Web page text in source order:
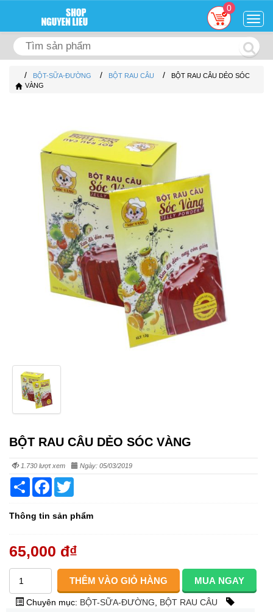
0
/ BỘT-SỮA-ĐƯỜNG / BỘT RAU CÂU /
BỘT RAU CÂU DẺO SÓC
VÀNG
BỘT RAU CÂU DẺO SÓC VÀNG
1.730 lượt xem Ngày: 05/03/2019
Share Facebook
Thông tin sản phẩm
65,000 đ₫
Chuyên mục: BỘT-SỮA-ĐƯỜNG
BỘT RAU CÂU